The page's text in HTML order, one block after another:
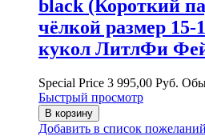
black (Короткий
чёлкой размер
кукол ЛитлФи
Special Price 3 995,00 Руб.
Быстрый просмотр
В корзину
Добавить в список пожеланий